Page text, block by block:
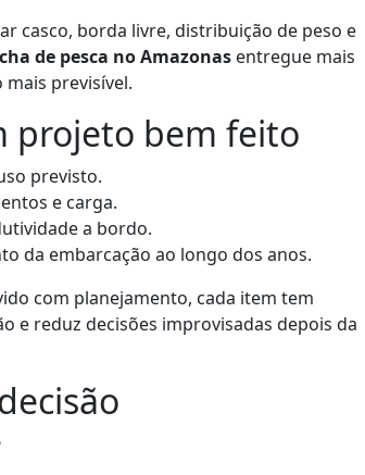
casco, borda livre, distribuição de peso e
de pesca no Amazonas entregue mais
previsível.
projeto bem feito
previsto.
e carga.
a bordo.
da embarcação ao longo dos anos.
com planejamento, cada item tem
e reduz decisões improvisadas depois da